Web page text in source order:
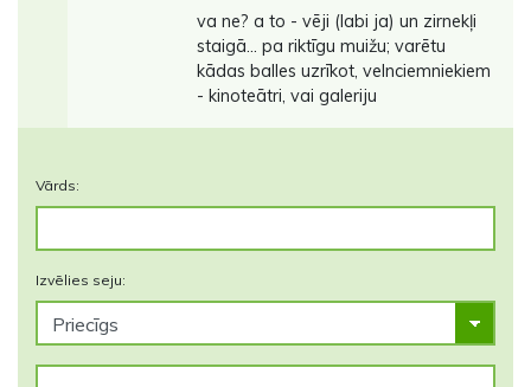
va ne? a to - vēji (labi ja) un zirnekļi
staigā... pa riktīgu muižu; varētu
kādas balles uzrīkot, velnciemniekiem
- kinoteātri, vai galeriju
Vārds:
Izvēlies seju: